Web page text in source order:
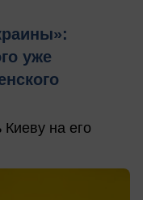
уже
на его